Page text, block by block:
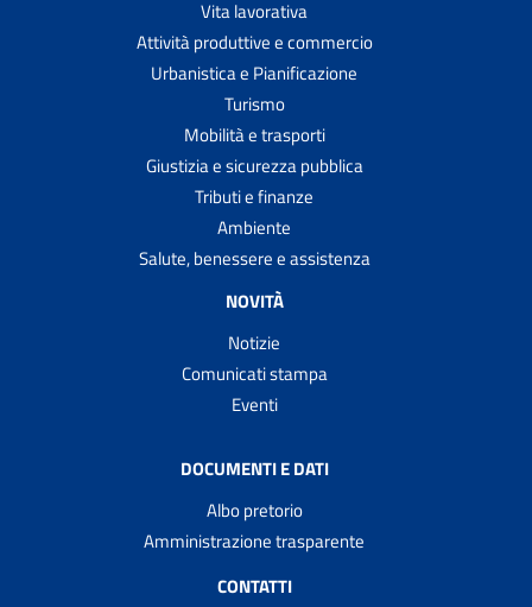
Vita lavorativa
Attività produttive e commercio
Urbanistica e Pianificazione
Turismo
Mobilità e trasporti
Giustizia e sicurezza pubblica
Tributi e finanze
Ambiente
Salute, benessere e assistenza
NOVITÀ
Notizie
Comunicati stampa
Eventi
DOCUMENTI E DATI
Albo pretorio
Amministrazione trasparente
CONTATTI